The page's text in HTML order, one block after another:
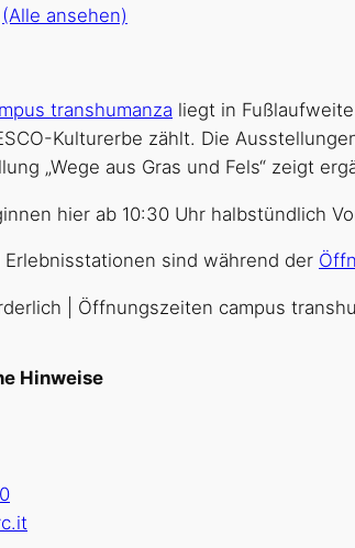
(Alle ansehen)
transhumanza liegt in
Kulturerbe zählt. Die
„Wege aus Gras und Fels“ zeigt
hier ab 10:30 Uhr halbstündlich
sind während der
| Öffnungszeiten campus
Hinweise